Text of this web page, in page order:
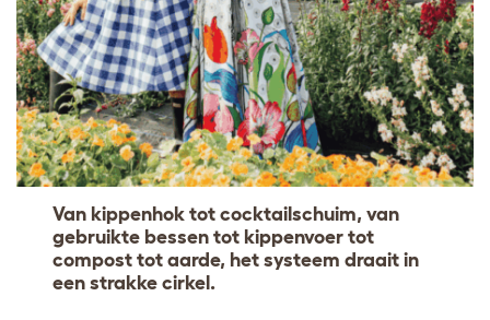
Van kippenhok tot cocktailschuim, van
gebruikte bessen tot kippenvoer tot
compost tot aarde, het systeem draait in
een strakke cirkel.